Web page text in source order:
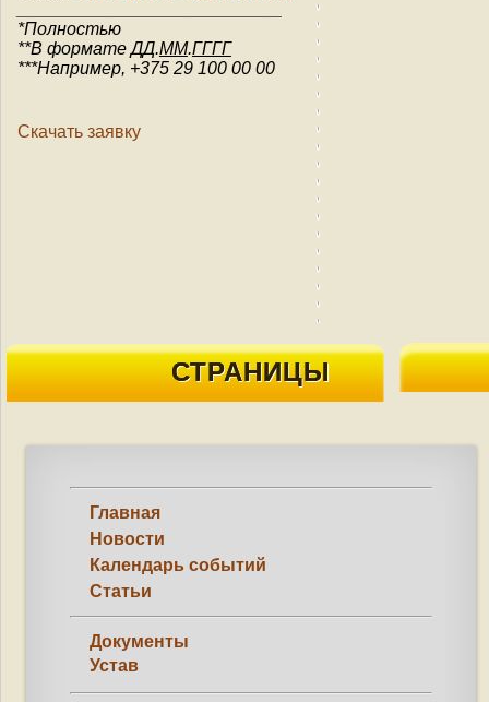
*Полностью
**В форматеДД.ММ.ГГГГ
***Например, +375 29 100 00 00
Скачать заявку
СТРАНИЦЫ
Главная
Новости
Календарь событий
Статьи
Документы
Устав